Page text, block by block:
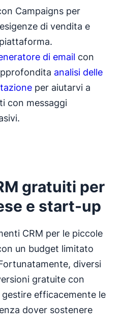
Campaigns per
di vendita e
di email con
analisi delle
per aiutarvi a
con messaggi
gratuiti per
e start-up
CRM per le piccole
un budget limitato
diversi
gratuite con
efficacemente le
dover sostenere